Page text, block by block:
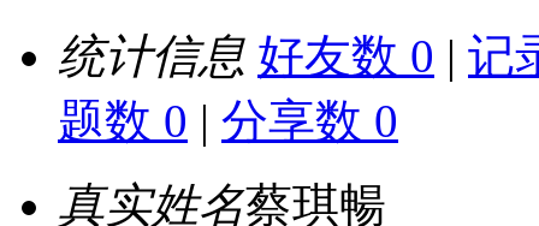
统计信息 好友数 0 | 记
题数 0 | 分享数 0
真实姓名蔡琪暢